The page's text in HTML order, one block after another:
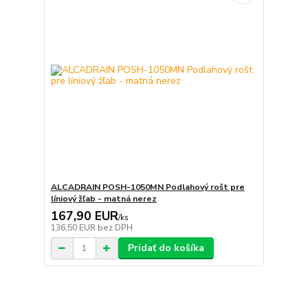
ALCADRAIN POSH-1050MN Podlahový rošt pre
líniový žľab - matná nerez
167,90 EUR/ks
136,50 EUR bez DPH
Pridať do košíka